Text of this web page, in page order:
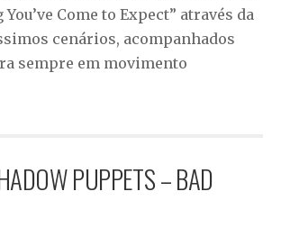
Come to Expect” através da
cenários, acompanhados
sempre em movimento
PUPPETS – BAD